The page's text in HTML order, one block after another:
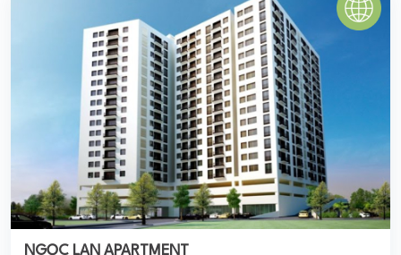
CHUNG CƯ AN BÌNH
Chung cư An Bình City là dự án được triển khai xây dựng
tại khu vực trung tâm thành phố, vị trí 232 – 234 đường
Phạm Văn Đồng - Nam ...
0 (0 đánh giá)
(Đánh giá từ websitepomahomeviews.vn)